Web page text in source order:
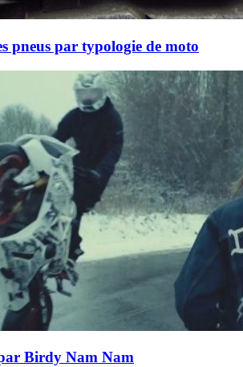
pneus par typologie de moto
Birdy Nam Nam